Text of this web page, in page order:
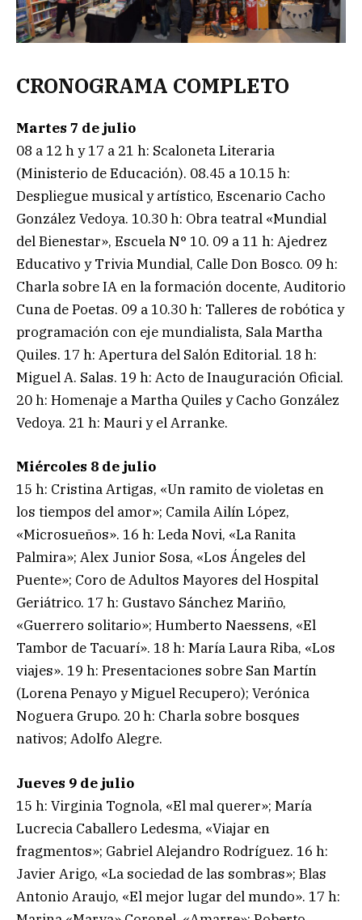
CRONOGRAMA COMPLETO
Martes 7 de julio
08 a 12 h y 17 a 21 h: Scaloneta Literaria
(Ministerio de Educación). 08.45 a 10.15 h:
Despliegue musical y artístico, Escenario Cacho
González Vedoya. 10.30 h: Obra teatral «Mundial
del Bienestar», Escuela N° 10. 09 a 11 h: Ajedrez
Educativo y Trivia Mundial, Calle Don Bosco. 09 h:
Charla sobre IA en la formación docente, Auditorio
Cuna de Poetas. 09 a 10.30 h: Talleres de robótica y
programación con eje mundialista, Sala Martha
Quiles. 17 h: Apertura del Salón Editorial. 18 h:
Miguel A. Salas. 19 h: Acto de Inauguración Oficial.
20 h: Homenaje a Martha Quiles y Cacho González
Vedoya. 21 h: Mauri y el Arranke.
Miércoles 8 de julio
15 h: Cristina Artigas, «Un ramito de violetas en
los tiempos del amor»; Camila Ailín López,
«Microsueños». 16 h: Leda Novi, «La Ranita
Palmira»; Alex Junior Sosa, «Los Ángeles del
Puente»; Coro de Adultos Mayores del Hospital
Geriátrico. 17 h: Gustavo Sánchez Mariño,
«Guerrero solitario»; Humberto Naessens, «El
Tambor de Tacuarí». 18 h: María Laura Riba, «Los
viajes». 19 h: Presentaciones sobre San Martín
(Lorena Penayo y Miguel Recupero); Verónica
Noguera Grupo. 20 h: Charla sobre bosques
nativos; Adolfo Alegre.
Jueves 9 de julio
15 h: Virginia Tognola, «El mal querer»; María
Lucrecia Caballero Ledesma, «Viajar en
fragmentos»; Gabriel Alejandro Rodríguez. 16 h:
Javier Arigo, «La sociedad de las sombras»; Blas
Antonio Araujo, «El mejor lugar del mundo». 17 h: